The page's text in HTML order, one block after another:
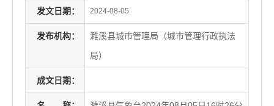
发文日期： 2024-08-05
发布机构：
濉溪县城市管理局（城市管理行政执法
局）
成文日期：